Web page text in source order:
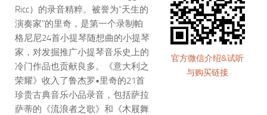
Ricc）的录音精粹。被誉为“天生的
演奏家”的里奇，是第一个录制帕
格尼尼24首小提琴随想曲的小提琴
家，对发掘推广小提琴音乐史上的
冷门作品也贡献良多。《意大利之
荣耀》收入了鲁杰罗•里奇的21首
珍贵古典音乐小品录音，包括萨拉
萨蒂的《流浪者之歌》和《木屐舞
官方微信介绍&试听
与购买链接